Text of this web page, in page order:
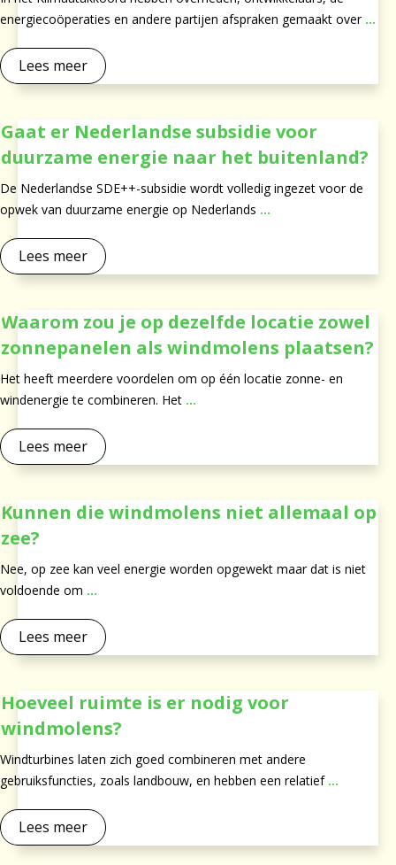
energiecoöperaties en andere partijen afspraken gemaakt over ...
Lees meer
Gaat er Nederlandse subsidie voor
duurzame energie naar het buitenland?
De Nederlandse SDE++-subsidie wordt volledig ingezet voor de
opwek van duurzame energie op Nederlands ...
Lees meer
Waarom zou je op dezelfde locatie zowel
zonnepanelen als windmolens plaatsen?
Het heeft meerdere voordelen om op één locatie zonne- en
windenergie te combineren. Het ...
Lees meer
Kunnen die windmolens niet allemaal op
zee?
Nee, op zee kan veel energie worden opgewekt maar dat is niet
voldoende om ...
Lees meer
Hoeveel ruimte is er nodig voor
windmolens?
Windturbines laten zich goed combineren met andere
gebruiksfuncties, zoals landbouw, en hebben een relatief ...
Lees meer